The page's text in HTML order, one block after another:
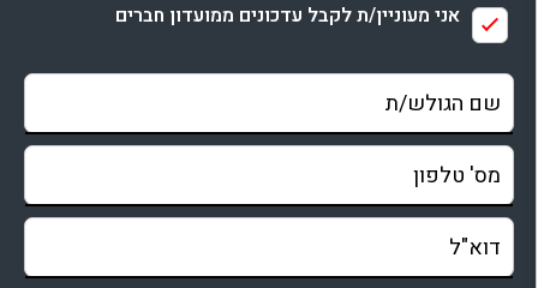
אני מעוניין/ת לקבל עדכונים ממועדון חברים